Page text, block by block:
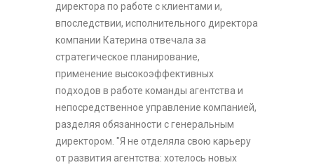
директора по работе с клиентами и,
впоследствии, исполнительного директора
компании Катерина отвечала за
стратегическое планирование,
применение высокоэффективных
подходов в работе команды агентства и
непосредственное управление компанией,
разделяя обязанности с генеральным
директором. "Я не отделяла свою карьеру
от развития агентства: хотелось новых